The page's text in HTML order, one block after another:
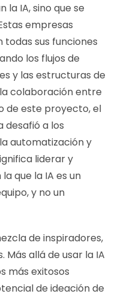
la IA, sino que se
empresas
sus funciones
los flujos de
y las estructuras de
colaboración entre
de este proyecto, el
desafió a los
automatización y
liderar y
que la IA es un
y no un
de inspiradores,
Más allá de usar la IA
más exitosos
de ideación de